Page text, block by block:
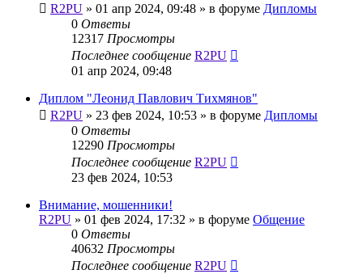
R2PU » 01 апр 2024, 09:48 » в форуме Дипломы
0 Ответы
12317 Просмотры
Последнее сообщение R2PU
01 апр 2024, 09:48
Диплом "Леонид Павлович Тихмянов"
R2PU » 23 фев 2024, 10:53 » в форуме Дипломы
0 Ответы
12290 Просмотры
Последнее сообщение R2PU
23 фев 2024, 10:53
Внимание, мошенники!
R2PU » 01 фев 2024, 17:32 » в форуме Общение
0 Ответы
40632 Просмотры
Последнее сообщение R2PU